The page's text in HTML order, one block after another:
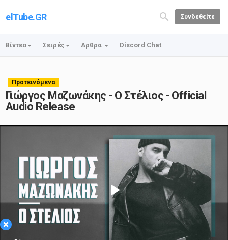
elTube.GR Συνδεθείτε
Βίντεο Σειρές Αρθρα Discord Chat
Προτεινόμενα
Γιώργος Μαζωνάκης - Ο Στέλιος - Official
Audio Release
×
Play